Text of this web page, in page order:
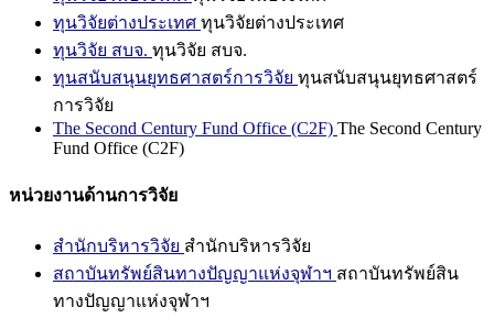
ทุนวิจัยต่างประเทศ ทุนวิจัยต่างประเทศ
ทุนวิจัย สบจ. ทุนวิจัย สบจ.
ทุนสนับสนุนยุทธศาสตร์การวิจัย ทุนสนับสนุนยุทธศาสตร์
การวิจัย
The Second Century Fund Office (C2F) The Second Century
Fund Office (C2F)
หน่วยงานด้านการวิจัย
สำนักบริหารวิจัย สำนักบริหารวิจัย
สถาบันทรัพย์สินทางปัญญาแห่งจุฬาฯ สถาบันทรัพย์สิน
ทางปัญญาแห่งจุฬาฯ